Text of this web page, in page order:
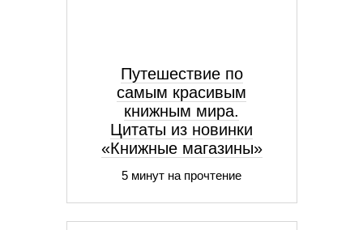
Путешествие по
самым красивым
книжным мира.
Цитаты из новинки
«Книжные магазины»
5 минут на прочтение